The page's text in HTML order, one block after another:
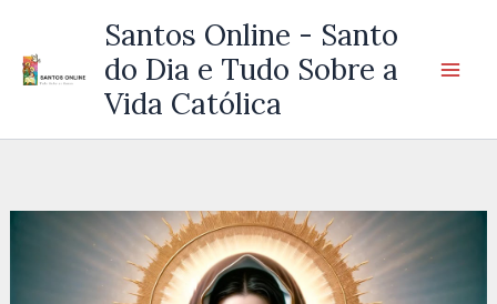
Santos Online - Santo
do Dia e Tudo Sobre a
Vida Católica